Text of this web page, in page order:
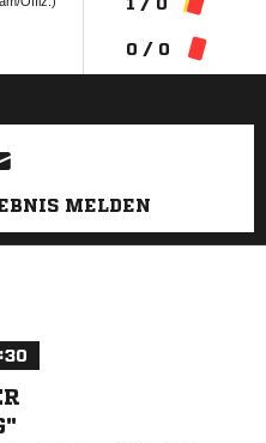
0 / 0
MELDEN